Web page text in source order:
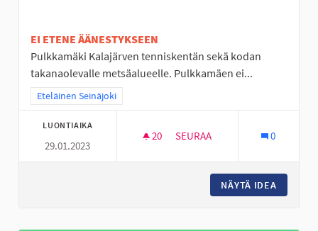
EI ETENE ÄÄNESTYKSEEN
Pulkkamäki Kalajärven tenniskentän sekä kodan
takanaolevalle metsäalueelle. Pulkkamäen ei...
Rajaa tulokset teeman mukaan: Eteläinen Seinäjoki
Eteläinen Seinäjoki
LUONTIAIKA
29.01.2023
20 20 SEURAAJAA
SEURAA 0
NÄYTÄ IDEA